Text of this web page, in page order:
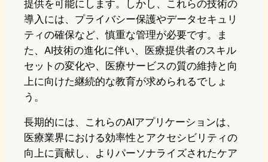
提供を可能にします。しかし、これらの技術の
導入には、プライバシー保護やデータセキュリ
ティの確保など、慎重な管理が必要です。ま
た、AI技術の進化に伴い、医療提供者のスキル
セットの変化や、医療サービスの質の維持と向
上に向けた継続的な教育が求められるでしょ
う。
長期的には、これらのAIアプリケーションは、
医療業界における効率性とアクセシビリティの
向上に貢献し、よりパーソナライズされたケア